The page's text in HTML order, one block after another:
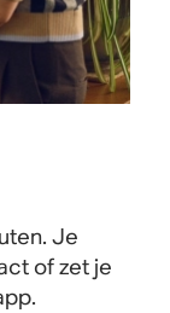
Je
of zet je